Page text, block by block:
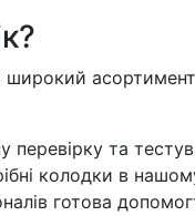
широкий
перевірку та
колодки в
готова